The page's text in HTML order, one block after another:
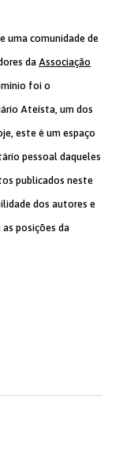
uma comunidade de
daAssociação
foi o
Ateísta, um dos
este é um espaço
pessoal daqueles
publicados neste
dos autores e
posições da